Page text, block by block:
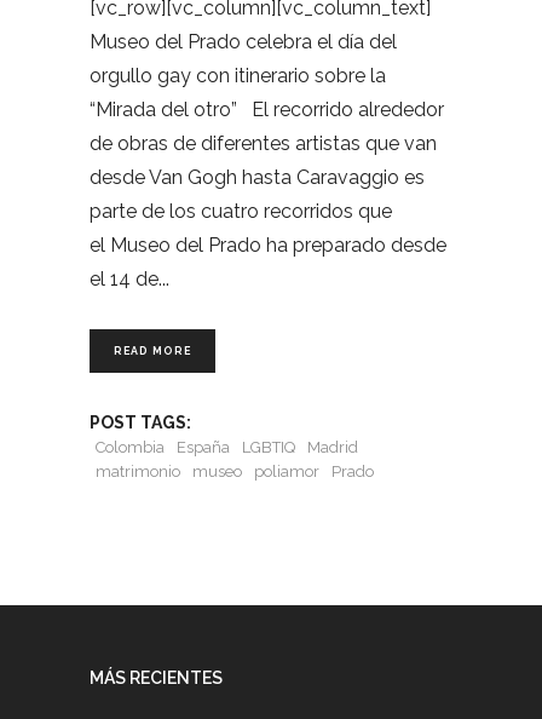
[vc_row][vc_column][vc_column_text]
Museo del Prado celebra el día del
orgullo gay con itinerario sobre la
“Mirada del otro” El recorrido alrededor
de obras de diferentes artistas que van
desde Van Gogh hasta Caravaggio es
parte de los cuatro recorridos que
el Museo del Prado ha preparado desde
el 14 de
READ MORE
POST TAGS:
Colombia España LGBTIQ
Madrid
matrimonio
museo poliamor Prado
MÁS RECIENTES